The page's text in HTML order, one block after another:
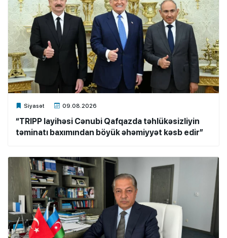
Siyasət 09.08.2026
Xalq.Online
“TRIPP layihəsi Cənubi Qafqazda təhlükəsizliyin
təminatı baxımından böyük əhəmiyyət kəsb edir”